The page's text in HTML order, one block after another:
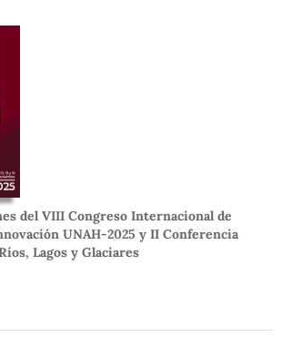
del VIII Congreso Internacional de
UNAH-2025 y II Conferencia
Lagos y Glaciares